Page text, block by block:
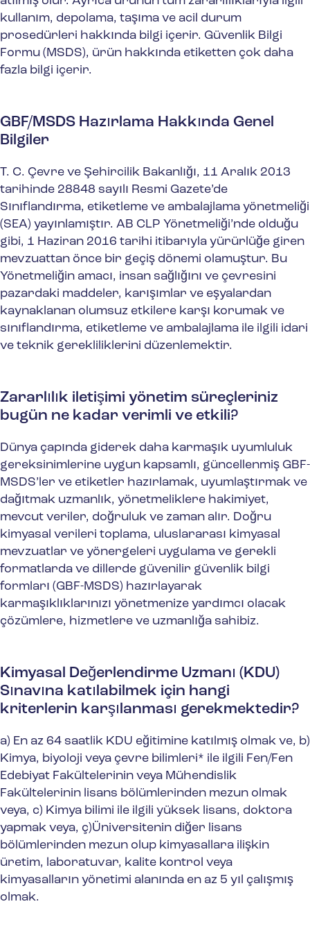
kullanım, depolama, taşıma ve acil durum
prosedürleri hakkında bilgi içerir. Güvenlik Bilgi
Formu (MSDS), ürün hakkında etiketten çok daha
fazla bilgi içerir.
GBF/MSDS Hazırlama Hakkında Genel
Bilgiler
T. C. Çevre ve Şehircilik Bakanlığı, 11 Aralık 2013
tarihinde 28848 sayılı Resmi Gazete’de
Sınıflandırma, etiketleme ve ambalajlama yönetmeliği
(SEA) yayınlamıştır. AB CLP Yönetmeliği’nde olduğu
gibi, 1 Haziran 2016 tarihi itibarıyla yürürlüğe giren
mevzuattan önce bir geçiş dönemi olamuştur. Bu
Yönetmeliğin amacı, insan sağlığını ve çevresini
pazardaki maddeler, karışımlar ve eşyalardan
kaynaklanan olumsuz etkilere karşı korumak ve
sınıflandırma, etiketleme ve ambalajlama ile ilgili idari
ve teknik gerekliliklerini düzenlemektir.
Zararlılık iletişimi yönetim süreçleriniz
bugün ne kadar verimli ve etkili?
Dünya çapında giderek daha karmaşık uyumluluk
gereksinimlerine uygun kapsamlı, güncellenmiş GBF-
MSDS’ler ve etiketler hazırlamak, uyumlaştırmak ve
dağıtmak uzmanlık, yönetmeliklere hakimiyet,
mevcut veriler, doğruluk ve zaman alır. Doğru
kimyasal verileri toplama, uluslararası kimyasal
mevzuatlar ve yönergeleri uygulama ve gerekli
formatlarda ve dillerde güvenilir güvenlik bilgi
formları (GBF-MSDS) hazırlayarak
karmaşıklıklarınızı yönetmenize yardımcı olacak
çözümlere, hizmetlere ve uzmanlığa sahibiz.
Kimyasal Değerlendirme Uzmanı (KDU)
Sınavına katılabilmek için hangi
kriterlerin karşılanması gerekmektedir?
a) En az 64 saatlik KDU eğitimine katılmış olmak ve, b)
Kimya, biyoloji veya çevre bilimleri* ile ilgili Fen/Fen
Edebiyat Fakültelerinin veya Mühendislik
Fakültelerinin lisans bölümlerinden mezun olmak
veya, c) Kimya bilimi ile ilgili yüksek lisans, doktora
yapmak veya, ç)Üniversitenin diğer lisans
bölümlerinden mezun olup kimyasallara ilişkin
üretim, laboratuvar, kalite kontrol veya
kimyasalların yönetimi alanında en az 5 yıl çalışmış
olmak.